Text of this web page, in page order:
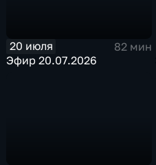
20 июля
82 мин
Эфир 20.07.2026